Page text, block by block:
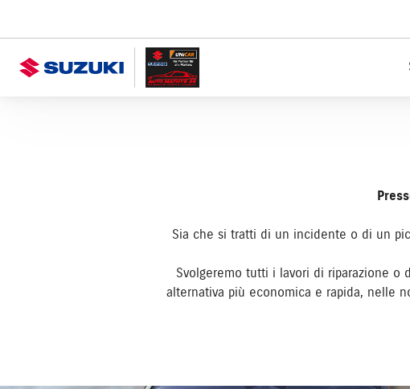
Sia che si tratti di un incidente o di un
Svolgeremo tutti i lavori di riparazione o
alternativa più economica e rapida, nelle